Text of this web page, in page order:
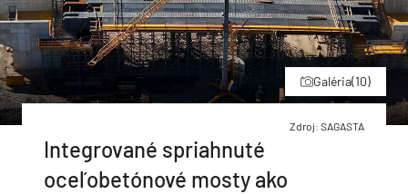
Galéria(10)
Zdroj: SAGASTA
Integrované spriahnuté
oceľobetónové mosty ako